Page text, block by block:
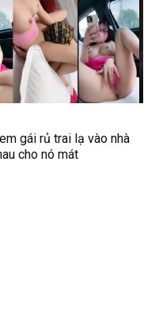
gái rủ trai lạ vào nhà
cho nó mát